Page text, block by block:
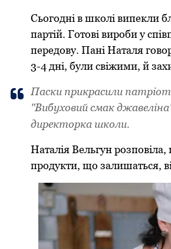
Сьогодні в школі випекли
партій. Готові вироби у
передову. Пані Наталя
3-4 дні, були свіжими, й
Паски прикрасили
"Вибуховий смак
директорка школи.
Наталія Вельгун
продукти, що залишаться,